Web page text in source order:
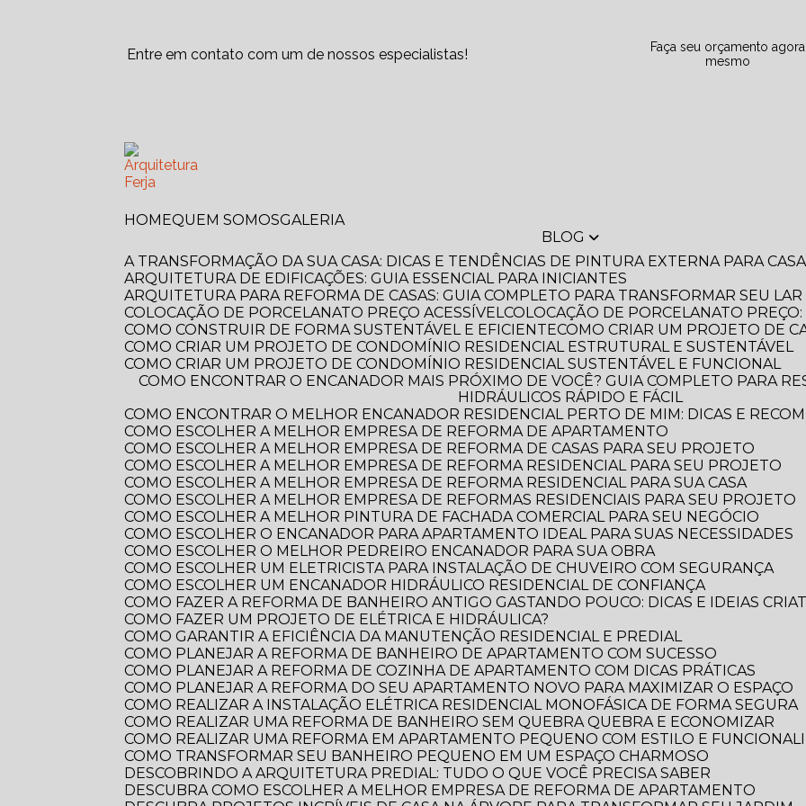
Entre em contato com um de nossos especialistas!
Faça seu orçamento agora
mesmo
HOME QUEM SOMOS
GALERIA
BLOG
A TRANSFORMAÇÃO DA SUA CASA: DICAS E TENDÊNCIAS DE PINTURA EXTERNA PARA
ARQUITETURA DE EDIFICAÇÕES: GUIA ESSENCIAL PARA INICIANTES
ARQUITETURA PARA REFORMA DE CASAS: GUIA COMPLETO PARA TRANSFORMAR SEU LAR
COLOCAÇÃO DE PORCELANATO PREÇO ACESSÍVEL COLOCAÇÃO DE PORCELANATO
COMO CONSTRUIR DE FORMA SUSTENTÁVEL E EFICIENTE COMO CRIAR UM PROJETO DE
COMO CRIAR UM PROJETO DE CONDOMÍNIO RESIDENCIAL ESTRUTURAL E SUSTENTÁVEL
COMO CRIAR UM PROJETO DE CONDOMÍNIO RESIDENCIAL SUSTENTÁVEL E FUNCIONAL
COMO ENCONTRAR O ENCANADOR MAIS PRÓXIMO DE VOCÊ? GUIA COMPLETO PARA RESOLVER SEUS PROBLEMAS
HIDRÁULICOS RÁPIDO E FÁCIL
COMO ENCONTRAR O MELHOR ENCANADOR RESIDENCIAL PERTO DE MIM: DICAS E
COMO ESCOLHER A MELHOR EMPRESA DE REFORMA DE APARTAMENTO
COMO ESCOLHER A MELHOR EMPRESA DE REFORMA DE CASAS PARA SEU PROJETO
COMO ESCOLHER A MELHOR EMPRESA DE REFORMA RESIDENCIAL PARA SEU PROJETO
COMO ESCOLHER A MELHOR EMPRESA DE REFORMA RESIDENCIAL PARA SUA CASA
COMO ESCOLHER A MELHOR EMPRESA DE REFORMAS RESIDENCIAIS PARA SEU PROJETO
COMO ESCOLHER A MELHOR PINTURA DE FACHADA COMERCIAL PARA SEU NEGÓCIO
COMO ESCOLHER O ENCANADOR PARA APARTAMENTO IDEAL PARA SUAS NECESSIDADES
COMO ESCOLHER O MELHOR PEDREIRO ENCANADOR PARA SUA OBRA
COMO ESCOLHER UM ELETRICISTA PARA INSTALAÇÃO DE CHUVEIRO COM SEGURANÇA
COMO ESCOLHER UM ENCANADOR HIDRÁULICO RESIDENCIAL DE CONFIANÇA
COMO FAZER A REFORMA DE BANHEIRO ANTIGO GASTANDO POUCO: DICAS E IDEIAS
COMO FAZER UM PROJETO DE ELÉTRICA E HIDRÁULICA?
COMO GARANTIR A EFICIÊNCIA DA MANUTENÇÃO RESIDENCIAL E PREDIAL
COMO PLANEJAR A REFORMA DE BANHEIRO DE APARTAMENTO COM SUCESSO
COMO PLANEJAR A REFORMA DE COZINHA DE APARTAMENTO COM DICAS PRÁTICAS
COMO PLANEJAR A REFORMA DO SEU APARTAMENTO NOVO PARA MAXIMIZAR O ESPAÇO
COMO REALIZAR A INSTALAÇÃO ELÉTRICA RESIDENCIAL MONOFÁSICA DE FORMA SEGURA
COMO REALIZAR UMA REFORMA DE BANHEIRO SEM QUEBRA QUEBRA E ECONOMIZAR
COMO REALIZAR UMA REFORMA EM APARTAMENTO PEQUENO COM ESTILO E
COMO TRANSFORMAR SEU BANHEIRO PEQUENO EM UM ESPAÇO CHARMOSO
DESCOBRINDO A ARQUITETURA PREDIAL: TUDO O QUE VOCÊ PRECISA SABER
DESCUBRA COMO ESCOLHER A MELHOR EMPRESA DE REFORMA DE APARTAMENTO